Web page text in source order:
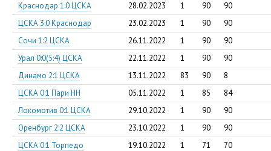
Краснодар 1:0 ЦСКА
28.02.2023 1 90
90
ЦСКА 3:0 Краснодар
23.02.2023 1 90
90
Сочи 1:2 ЦСКА
26.11.2022 1 90
90
Урал 0:0(5:4) ЦСКА
22.11.2022 1 90
90
Динамо 2:1 ЦСКА
13.11.2022 83 90
8
ЦСКА 0:1 Пари НН
05.11.2022 1 85
84
Локомотив 0:1 ЦСКА
29.10.2022 1 90
90
Оренбург 2:2 ЦСКА
23.10.2022 1 90
90
ЦСКА 0:1 Торпедо
19.10.2022 1 71
70